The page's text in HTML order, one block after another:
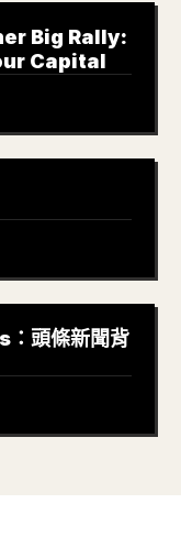
Big Rally:
Capital
頭條新聞背